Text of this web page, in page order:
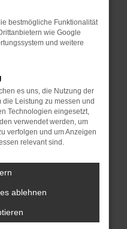
aufgetreten.
dir helfen können:
und deine
wie Werbeblocker,
Seiten
bestmögliche Funktionalität
wie Google
und weitere
es uns, die Nutzung der
Leistung zu messen und
Technologien eingesetzt,
verwendet werden, um
verfolgen und um Anzeigen
relevant sind.
ablehnen